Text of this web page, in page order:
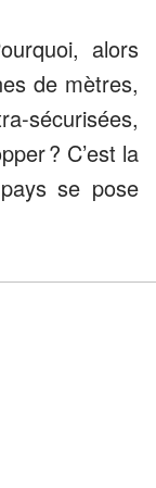
alors
de mètres,
sécurisées,
? C’est la
se pose